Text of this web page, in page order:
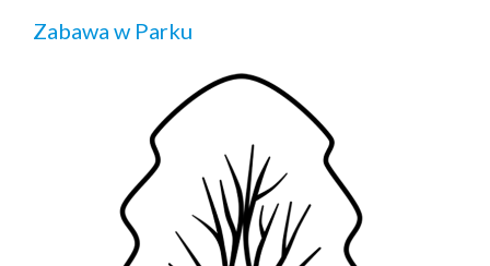
Zabawa w Parku